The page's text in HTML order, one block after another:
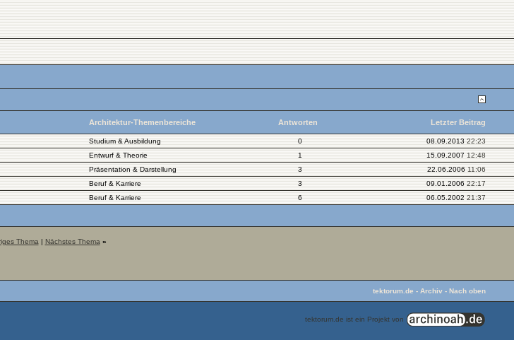
Architektur-Themenbereiche Antworten Letzter Beitrag
Studium & Ausbildung 0 08.09.2013 22:23
Entwurf & Theorie 1 15.09.2007 12:48
Präsentation & Darstellung 3 22.06.2006 11:06
Beruf & Karriere 3 09.01.2006 22:17
Beruf & Karriere 6 06.05.2002 21:37
Thema | Nächstes Thema »
tektorum.de - Archiv - Nach oben
tektorum.de ist ein Projekt von